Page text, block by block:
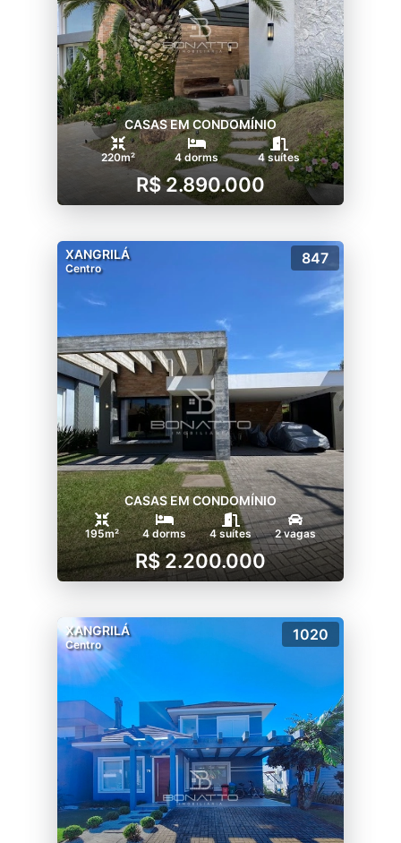
CASAS EM CONDOMÍNIO
220m² 4 dorms 4 suítes
R$ 2.890.000
XANGRILÁ
Centro
847
CASAS EM CONDOMÍNIO
195m² 4 dorms 4 suítes 2 vagas
R$ 2.200.000
XANGRILÁ
Centro
1020